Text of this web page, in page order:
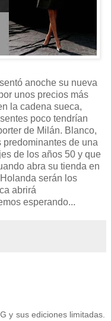
anoche su nueva
unos precios más
la cadena sueca,
poco tendrían
de Milán. Blanco,
de una
de los años 50 y que
abra su tienda en
serán los
abrirá
esperando...
y sus ediciones limitadas.